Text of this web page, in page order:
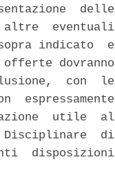
delle
eventuali
indicato  e
dovranno
con  le
espressamente
utile  al
di
disposizioni